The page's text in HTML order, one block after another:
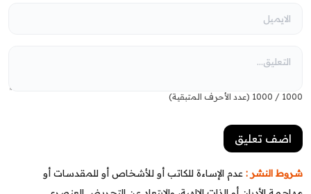
1000
/
1000 (عدد الأحرف المتبقية)
شروط النشر : عدم الإساءة للكاتب أو للأشخاص أو للمقدسات أو